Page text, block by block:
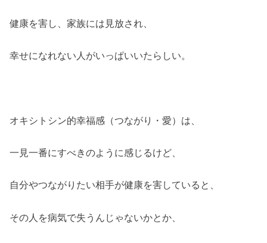
健康を害し、家族には見放され、
幸せになれない人がいっぱいいたらしい。
オキシトシン的幸福感（つながり・愛）は、
一見一番にすべきのように感じるけど、
自分やつながりたい相手が健康を害していると、
その人を病気で失うんじゃないかとか、